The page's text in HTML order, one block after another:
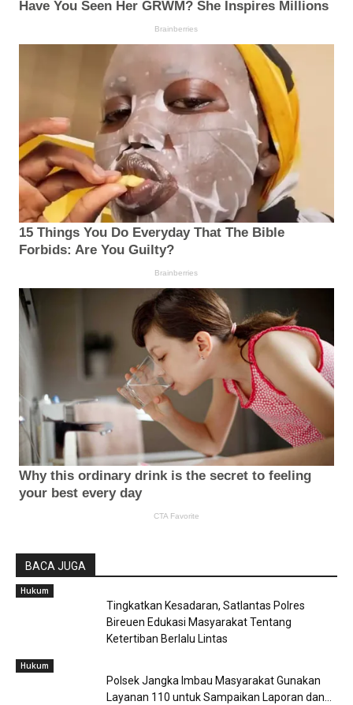
BACA JUGA
Hukum
Tingkatkan Kesadaran, Satlantas Polres
Bireuen Edukasi Masyarakat Tentang
Ketertiban Berlalu Lintas
Hukum
Polsek Jangka Imbau Masyarakat Gunakan
Layanan 110 untuk Sampaikan Laporan dan...